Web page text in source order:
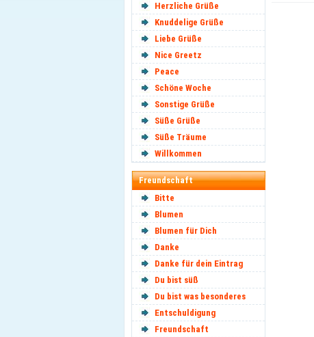
Herzliche Grüße
Knuddelige Grüße
Liebe Grüße
Nice Greetz
Peace
Schöne Woche
Sonstige Grüße
Süße Grüße
Süße Träume
Willkommen
Freundschaft
Bitte
Blumen
Blumen für Dich
Danke
Danke für dein Eintrag
Du bist süß
Du bist was besonderes
Entschuldigung
Freundschaft